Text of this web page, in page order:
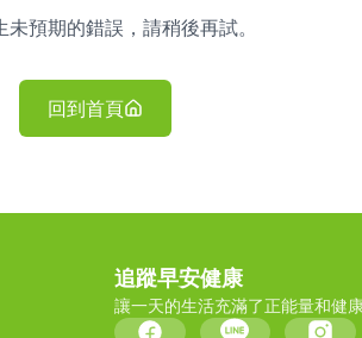
未預期的錯誤，請稍後再試。
回到首頁
追蹤早安健康
讓一天的生活充滿了正能量和健